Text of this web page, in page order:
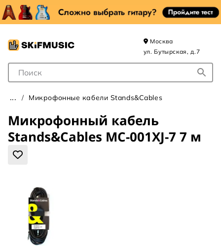
Поле для Поиска
Москва
ул. Бутырская, д.7
Микрофонные кабели Stands&Cables
Микрофонный кабель
Stands&Cables MC-001XJ-7 7 м